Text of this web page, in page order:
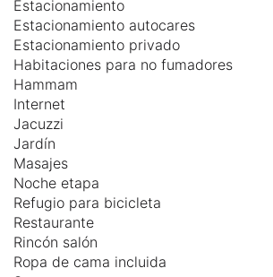
Estacionamiento
Estacionamiento autocares
Estacionamiento privado
Habitaciones para no fumadores
Hammam
Internet
Jacuzzi
Jardín
Masajes
Noche etapa
Refugio para bicicleta
Restaurante
Rincón salón
Ropa de cama incluida